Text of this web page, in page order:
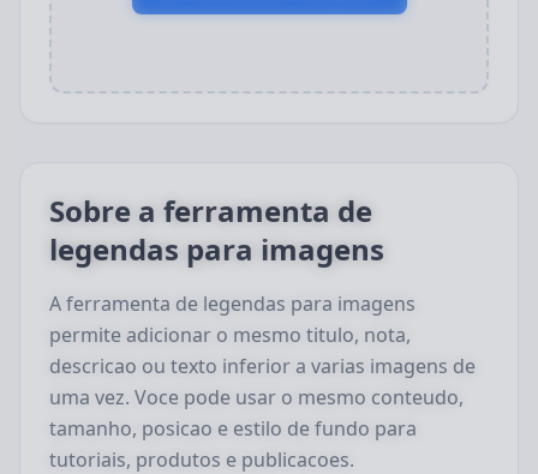
Sobre a ferramenta de
legendas para imagens
A ferramenta de legendas para imagens
permite adicionar o mesmo titulo, nota,
descricao ou texto inferior a varias imagens de
uma vez. Voce pode usar o mesmo conteudo,
tamanho, posicao e estilo de fundo para
tutoriais, produtos e publicacoes.